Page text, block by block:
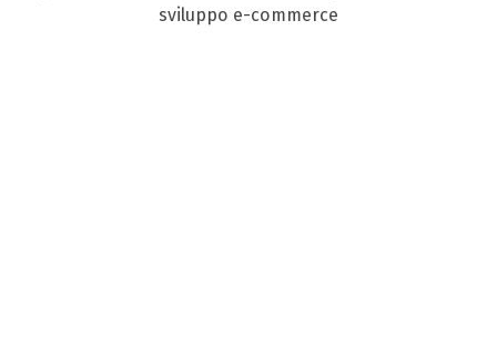
sviluppo e-commerce